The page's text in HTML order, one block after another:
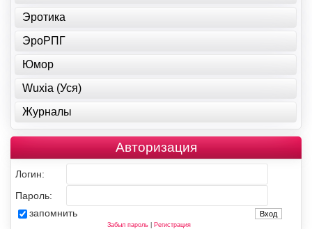
Эротика
ЭроРПГ
Юмор
Wuxia (Уся)
Журналы
Авторизация
Логин:
Пароль:
запомнить
Забыл пароль| Регистрация